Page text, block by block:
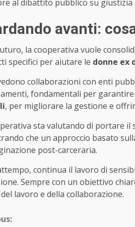
al dibattito pubblico su giustizia
avanti:
la cooperativa vuole
specifici per aiutare le donne ex
collaborazioni con enti
fondamentali per
, per migliorare la gestione e
sta valutando di portare il
che un approccio basato
post-carceraria.
continua il lavoro di
Sempre con un obiettivo
lavoro e della collaborazione.